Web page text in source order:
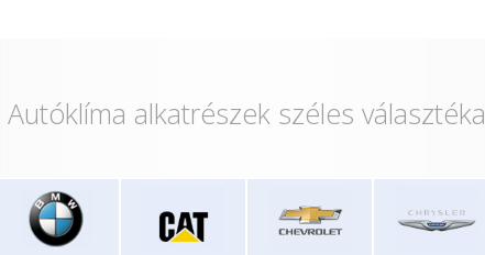
Autóklíma alkatrészek széles választéka